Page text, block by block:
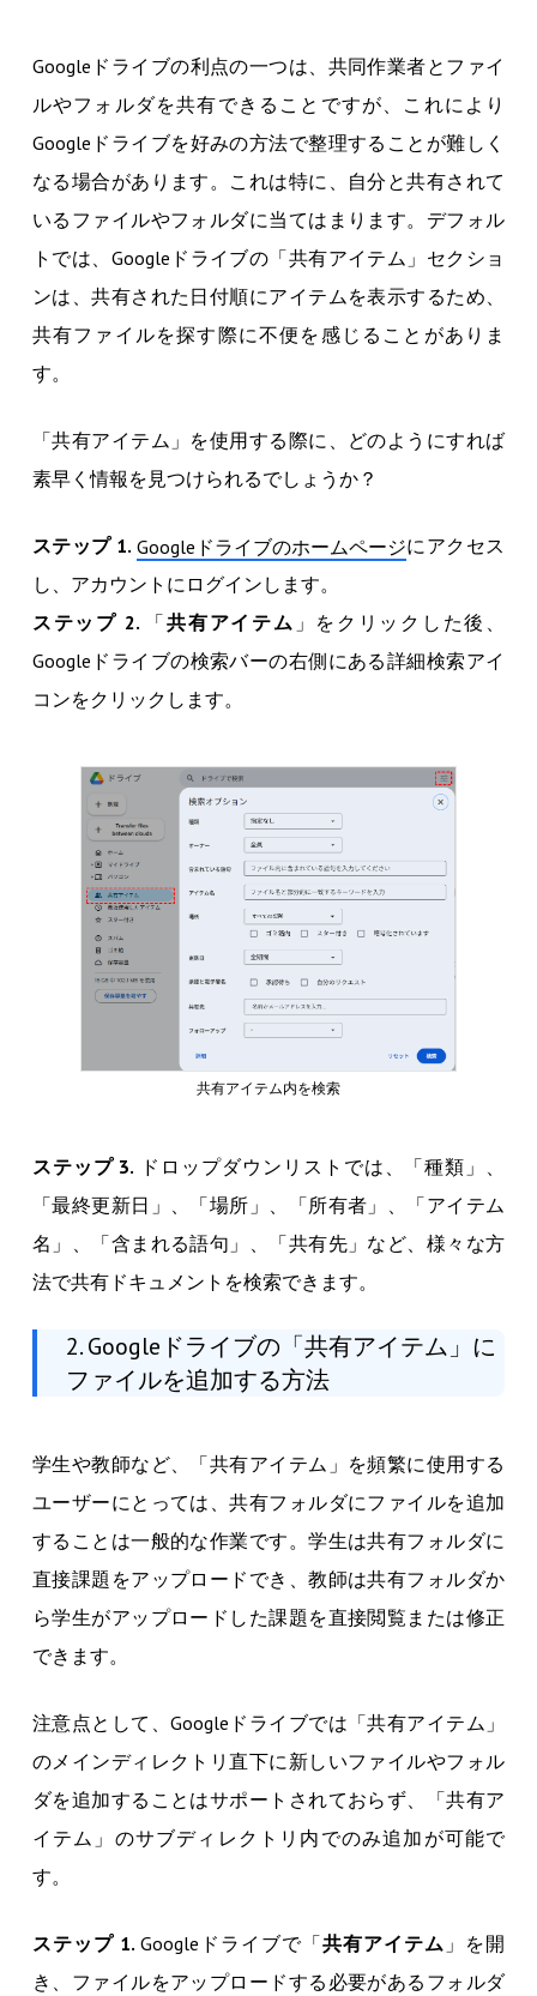
Googleドライブの利点の一つは、共同作業者とファイ
ルやフォルダを共有できることですが、これにより
Googleドライブを好みの方法で整理することが難しく
なる場合があります。これは特に、自分と共有されて
いるファイルやフォルダに当てはまります。デフォル
トでは、Googleドライブの「共有アイテム」セクショ
ンは、共有された日付順にアイテムを表示するため、
共有ファイルを探す際に不便を感じることがありま
す。
「共有アイテム」を使用する際に、どのようにすれば
素早く情報を見つけられるでしょうか？
ステップ 1. Googleドライブのホームページにアクセス
し、アカウントにログインします。
ステップ 2.
「共有アイテム 」をクリックした後、
Googleドライブの検索バーの右側にある詳細検索アイ
コンをクリックします。
共有アイテム内を検索
ステップ 3. ドロップダウンリストでは、「種類」、
「最終更新日」、「場所」、「所有者」、「アイテム
名」、「含まれる語句」、「共有先」など、様々な方
法で共有ドキュメントを検索できます。
2. Googleドライブの「共有アイテム」に
ファイルを追加する方法
学生や教師など、「共有アイテム」を頻繁に使用する
ユーザーにとっては、共有フォルダにファイルを追加
することは一般的な作業です。学生は共有フォルダに
直接課題をアップロードでき、教師は共有フォルダか
ら学生がアップロードした課題を直接閲覧または修正
できます。
注意点として、Googleドライブでは「共有アイテム」
のメインディレクトリ直下に新しいファイルやフォル
ダを追加することはサポートされておらず、「共有ア
イテム」のサブディレクトリ内でのみ追加が可能で
す。
ステップ 1. Googleドライブで「共有アイテム 」を開
き、ファイルをアップロードする必要があるフォルダ